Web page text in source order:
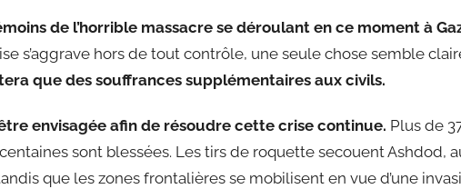
de l’horrible massacre se déroulant en ce moment à
s’aggrave hors de tout contrôle, une seule chose semble
que des souffrances supplémentaires aux civils.
envisagée afin de résoudre cette crise continue. Plus de
sont blessées. Les tirs de roquette secouent Ashdod,
que les zones frontalières se mobilisent en vue d’une